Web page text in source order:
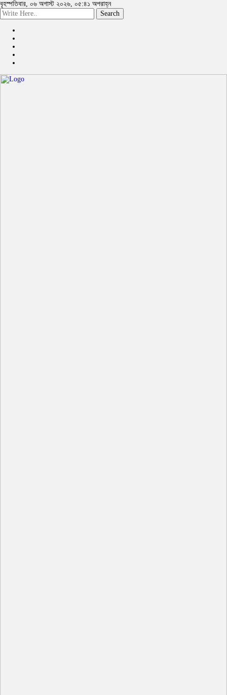
বৃহস্পতিবার, ০৬ অগাস্ট ২০২৬, ০৫:৪১ অপরাহ্ন
Search